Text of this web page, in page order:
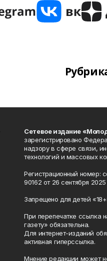
Сетевое издание
зарегистрировано
надзору в сфере связи,
технологий и массовых
Регистрационный
90162 от 26 сентября 2025
Запрещено для детей
При перепечатке ссылка
газету» обязательна.
Для интернет-изданий
активная гиперссылка.
Мнение редакции может